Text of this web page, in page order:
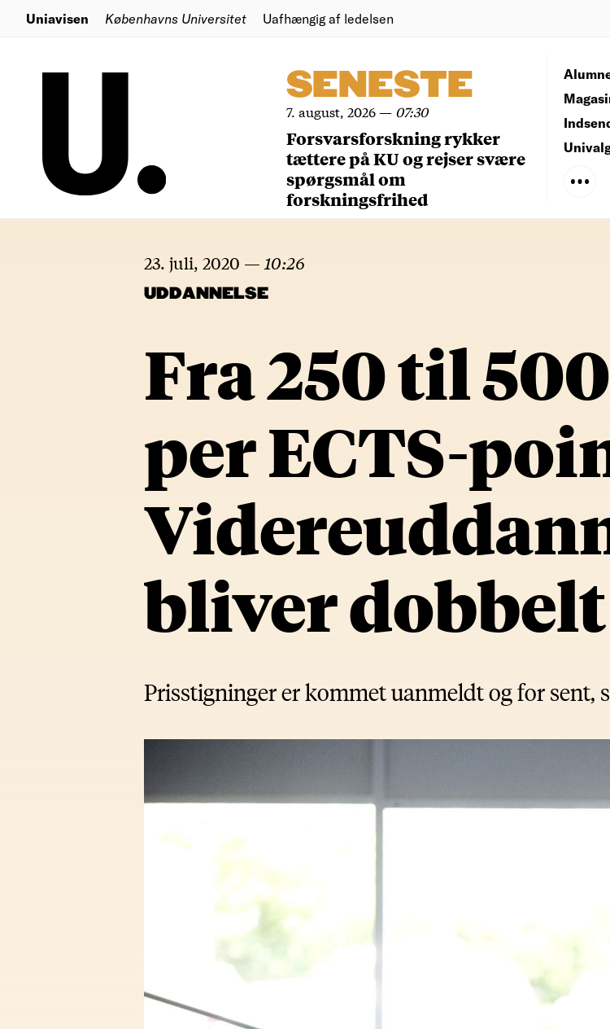
Uniavisen Københavns Universitet Uafhængig af ledelsen
SENESTE
7. august, 2026— 07:30
Forsvarsforskning rykker
tættere på KU og rejser svære
spørgsmål om
forskningsfrihed
23. juli, 2020 — 10:26
UDDANNELSE
Fra 250 til
per ECTS-
bliver dobbelt
Prisstigninger er kommet uanmeldt og for sent,